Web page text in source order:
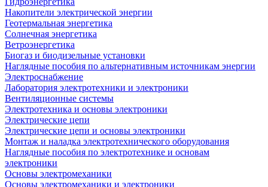
Накопители электрической энергии
Геотермальная энергетика
Солнечная энергетика
Ветроэнергетика
Биогаз и биодизельные установки
Наглядные пособия по альтернативным источникам энергии
Электроснабжение
Лаборатория электротехники и электроники
Вентиляционные системы
Электротехника и основы электроники
Электрические цепи
Электрические цепи и основы электроники
Монтаж и наладка электротехнического оборудования
Наглядные пособия по электротехнике и основам
электроники
Основы электромеханики
Основы электромеханики и электроники